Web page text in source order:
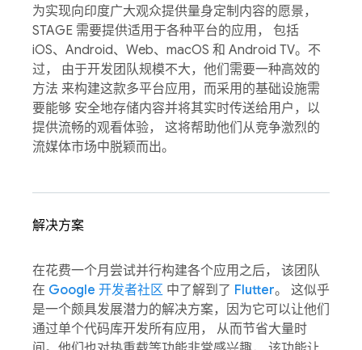
为实现向印度广大观众提供量身定制内容的愿景，
STAGE 需要提供适用于各种平台的应用， 包括
iOS、Android、Web、macOS 和 Android TV。不
过， 由于开发团队规模不大，他们需要一种高效的
方法 来构建这款多平台应用，而采用的基础设施需
要能够 安全地存储内容并将其实时传送给用户，以
提供流畅的观看体验， 这将帮助他们从竞争激烈的
流媒体市场中脱颖而出。
解决方案
在花费一个月尝试并行构建各个应用之后， 该团队
在 Google 开发者社区 中了解到了 Flutter。 这似乎
是一个颇具发展潜力的解决方案，因为它可以让他们
通过单个代码库开发所有应用， 从而节省大量时